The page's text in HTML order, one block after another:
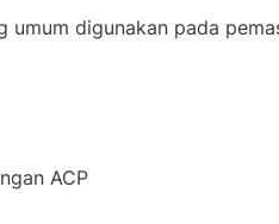
umum digunakan pada
ACP